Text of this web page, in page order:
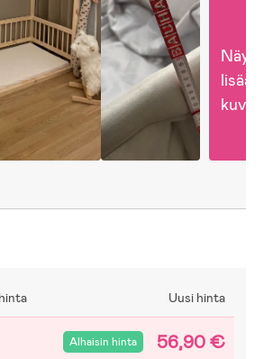
lisää
kuvia
Uusi hinta
Alhaisin hinta 56,90 €